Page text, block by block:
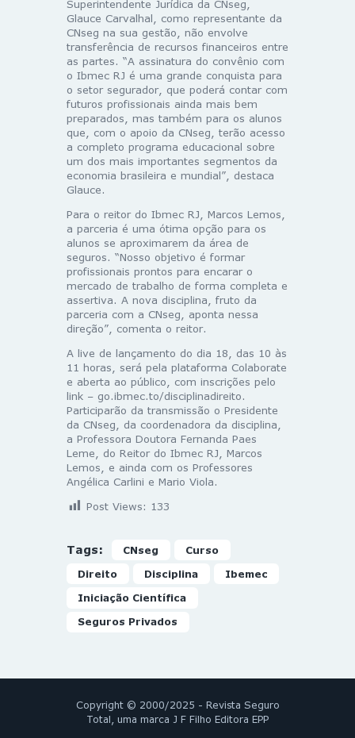
Superintendente Jurídica da CNseg,
Glauce Carvalhal, como representante da
CNseg na sua gestão, não envolve
transferência de recursos financeiros entre
as partes. “A assinatura do convênio com
o Ibmec RJ é uma grande conquista para
o setor segurador, que poderá contar com
futuros profissionais ainda mais bem
preparados, mas também para os alunos
que, com o apoio da CNseg, terão acesso
a completo programa educacional sobre
um dos mais importantes segmentos da
economia brasileira e mundial”, destaca
Glauce.
Para o reitor do Ibmec RJ, Marcos Lemos,
a parceria é uma ótima opção para os
alunos se aproximarem da área de
seguros. “Nosso objetivo é formar
profissionais prontos para encarar o
mercado de trabalho de forma completa e
assertiva. A nova disciplina, fruto da
parceria com a CNseg, aponta nessa
direção”, comenta o reitor.
A live de lançamento do dia 18, das 10 às
11 horas, será pela plataforma Colaborate
e aberta ao público, com inscrições pelo
link – go.ibmec.to/disciplinadireito.
Participarão da transmissão o Presidente
da CNseg, da coordenadora da disciplina,
a Professora Doutora Fernanda Paes
Leme, do Reitor do Ibmec RJ, Marcos
Lemos, e ainda com os Professores
Angélica Carlini e Mario Viola.
Post Views: 133
Tags: CNseg Curso
Direito Disciplina Ibemec
Iniciação Científica
Seguros Privados
Copyright © 2000/2025 - Revista Seguro
Total, uma marca J F Filho Editora EPP